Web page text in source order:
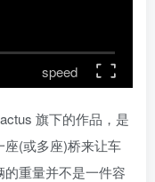
speed
旗下的作品，是
(或多座)桥来让车
重量并不是一件容